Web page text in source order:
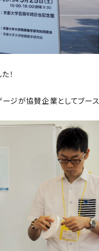
！
ジが協賛企業としてブース